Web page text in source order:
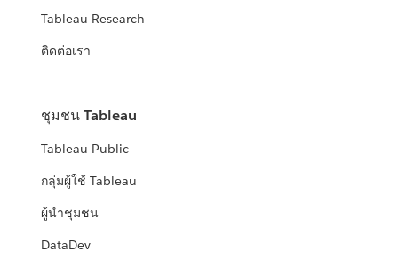
Tableau Research
ติดต่อเรา
ชุมชน Tableau
Tableau Public
กลุ่มผู้ใช้ Tableau
ผู้นำชุมชน
DataDev